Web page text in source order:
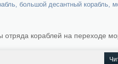
, большой десантный корабль,
отряда кораблей на переходе